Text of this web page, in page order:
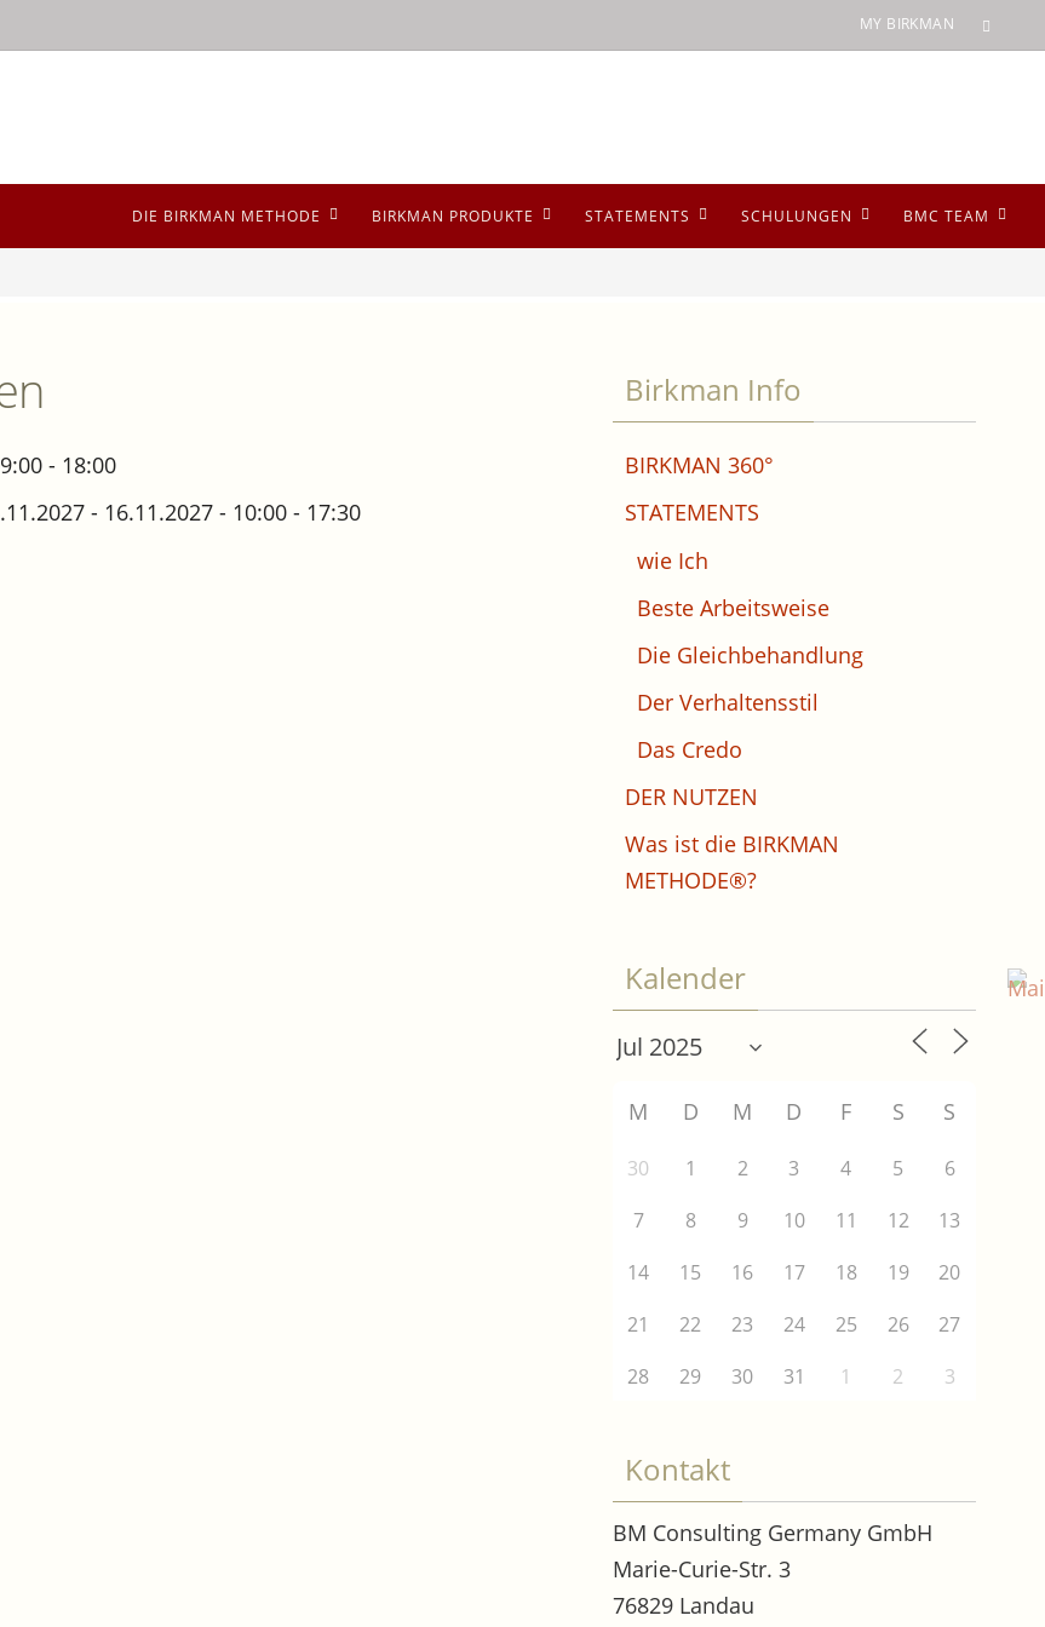
MY BIRKMAN
BMC TEAM
SCHULUNGEN
STATEMENTS
BIRKMAN PRODUKTE
DIE BIRKMAN METHODE
- 18:00
- 16.11.2027 - 10:00 - 17:30
Birkman Info
BIRKMAN 360°
STATEMENTS
wie Ich
Beste Arbeitsweise
Die Gleichbehandlung
Der Verhaltensstil
Das Credo
DER NUTZEN
Was ist die BIRKMAN
METHODE®?
Kalender
M D M D F S S
30 1 2 3 4 5
6
7
8 9 10 11 12
13
14
15 16 17 18 19
20
21
22 23 24 25 26
27
28
29 30 31 1 2 3
Kontakt
BM Consulting Germany GmbH
Marie-Curie-Str. 3
76829 Landau